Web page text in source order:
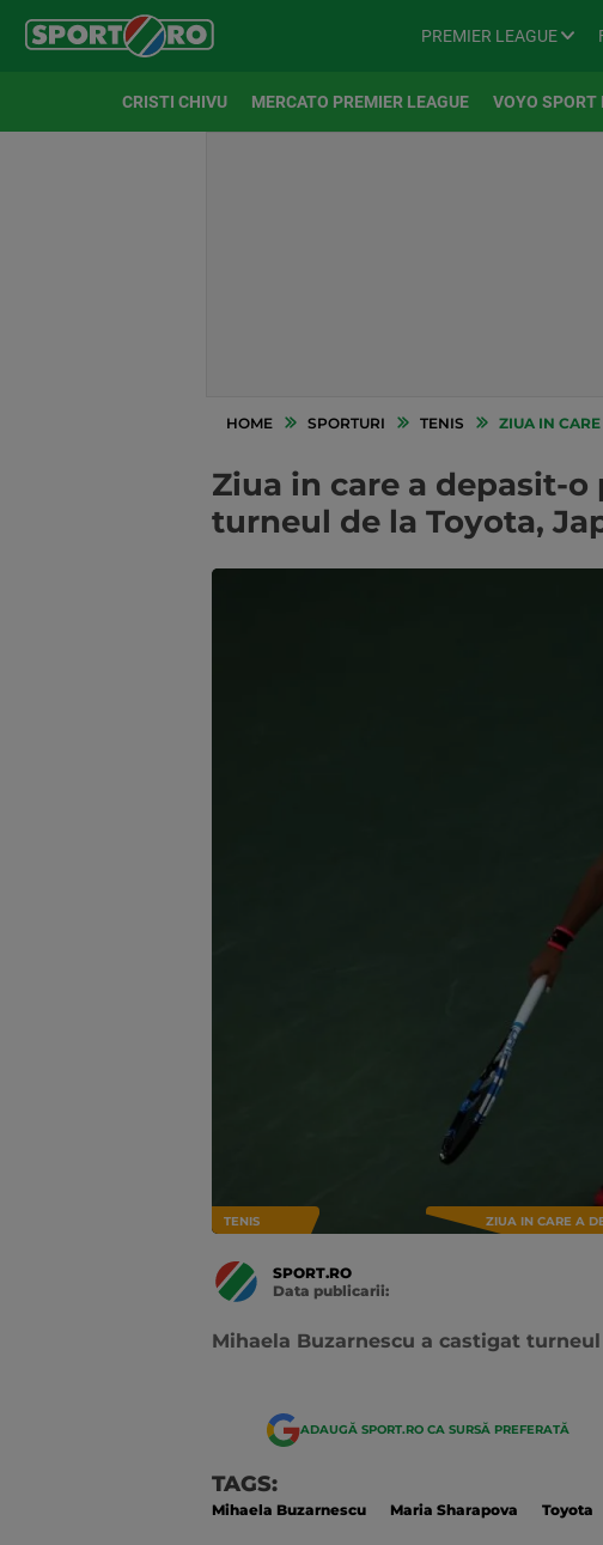
PREMIER LEAGUE
CRISTI CHIVU MERCATO PREMIER LEAGUE VOYO SPORT
HOME SPORTURI TENIS ZIUA IN CARE A
Ziua in care a depasit-
turneul de la Toyota,
TENIS ZIUA IN CARE A
SPORT.RO
Data publicarii:
Mihaela Buzarnescu a castigat
ADAUGĂ SPORT.RO CA SURSĂ PREFERATĂ
TAGS:
Mihaela Buzarnescu Maria Sharapova Toyota